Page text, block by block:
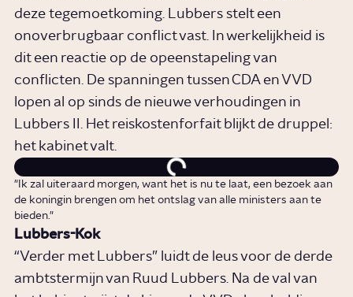
deze tegemoetkoming. Lubbers stelt een
onoverbrugbaar conflict vast. In werkelijkheid is
dit een reactie op de opeenstapeling van
conflicten. De spanningen tussen CDA en VVD
lopen al op sinds de nieuwe verhoudingen in
Lubbers II. Het reiskostenforfait blijkt de druppel:
het kabinet valt.
"Ik zal uiteraard morgen, want het is nu te laat, een bezoek aan
de koningin brengen om het ontslag van alle ministers aan te
bieden."
Lubbers-Kok
“Verder met Lubbers” luidt de leus voor de derde
ambtstermijn van Ruud Lubbers. Na de val van